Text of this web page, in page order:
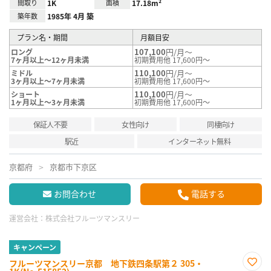
間取り 1K 面積 17.18m²
築年数 1985年 4月 築
プラン名・期間
月額目安
ロング
7ヶ月以上～12ヶ月未満
107,100円/月～
初期費用他 17,600円～
ミドル
3ヶ月以上～7ヶ月未満
110,100円/月～
初期費用他 17,600円～
ショート
1ヶ月以上～3ヶ月未満
110,100円/月～
初期費用他 17,600円～
保証人不要 女性向け
同棲向け
駅近
インターネット無料
京都府 京都市下京区
お問合わせ 電話する
運営会社： 株式会社フルーツマンスリー
キャンペーン
フルーツマンスリー京都 地下鉄四条駅第２ 305・